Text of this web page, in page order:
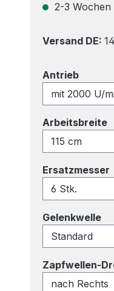
2-3 Wochen
Versand DE:
Antrieb
Arbeitsbreite
Ersatzmesser
Gelenkwelle
Zapfwellen-